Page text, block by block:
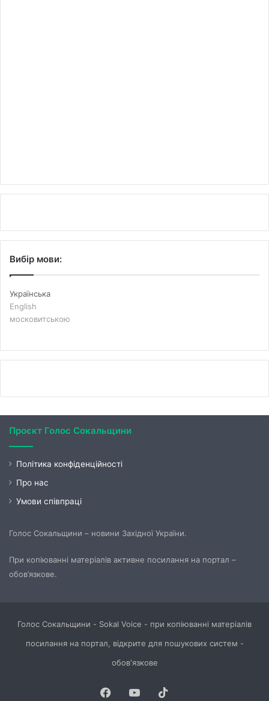
Вибір мови:
Українська
English
московитською
Проєкт Голос Сокальщини
Політика конфіденційності
Про нас
Умови співпраці
Голос Сокальщини – новини Західної України.
При копіюванні матеріалів активне посилання на портал –
обов’язкове.
Голос Сокальщини - Sokal Voice - при копіюванні матеріалів
посилання на портал, відкрите для пошукових систем -
обов'язкове
Facebook
YouTube